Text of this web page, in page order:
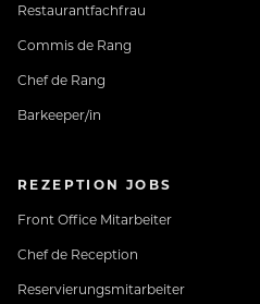
Restaurantfachfrau
Commis de Rang
Chef de Rang
Barkeeper/in
REZEPTION JOBS
Front Office Mitarbeiter
Chef de Reception
Reservierungsmitarbeiter